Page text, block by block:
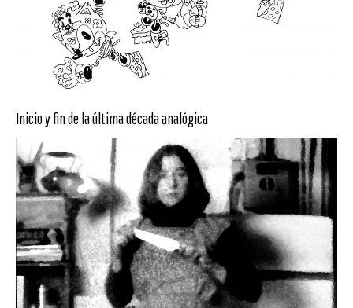
Inicio y fin de la última década analógica